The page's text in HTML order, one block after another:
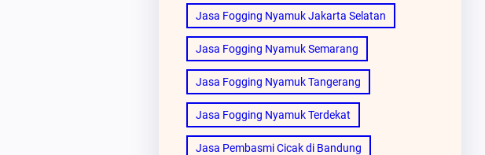
Jasa Fogging Nyamuk Jakarta Selatan
Jasa Fogging Nyamuk Semarang
Jasa Fogging Nyamuk Tangerang
Jasa Fogging Nyamuk Terdekat
Jasa Pembasmi Cicak di Bandung